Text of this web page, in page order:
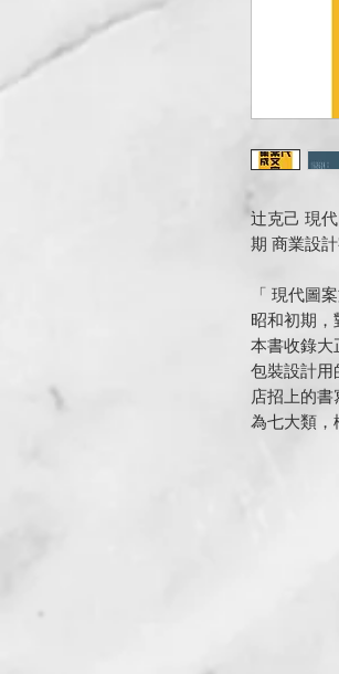
辻克己 現
期 商業設
「 現代圖
昭和初期，
本書收錄大
包裝設計用
店招上的
為七大類，